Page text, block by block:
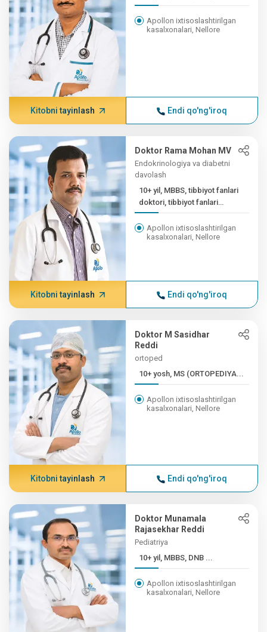
Apollon ixtisoslashtirilgan
kasalxonalari, Nellore
Kitobni tayinlash Endi qo'ng'iroq
Doktor Rama Mohan MV
Endokrinologiya va diabetni
davolash
10+ yil, MBBS, tibbiyot fanlari
doktori, tibbiyot fanlari
doktori
Apollon ixtisoslashtirilgan
kasalxonalari, Nellore
Kitobni tayinlash Endi qo'ng'iroq
Doktor M Sasidhar
Reddi
ortoped
10+ yosh, MS (ORTOPEDIYA...
Apollon ixtisoslashtirilgan
kasalxonalari, Nellore
Kitobni tayinlash Endi qo'ng'iroq
Doktor Munamala
Rajasekhar Reddi
Pediatriya
10+ yil, MBBS, DNB ...
Apollon ixtisoslashtirilgan
kasalxonalari, Nellore